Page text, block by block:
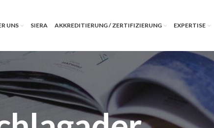
UNS SIERA AKKREDITIERUNG / ZERTIFIZIERUNG EXPERTISE